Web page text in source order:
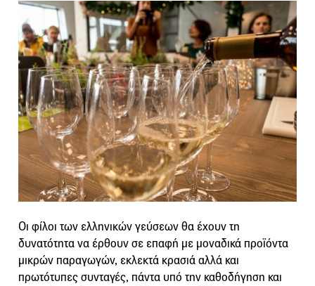
Οι φίλοι των ελληνικών γεύσεων θα έχουν τη
δυνατότητα να έρθουν σε επαφή με μοναδικά προϊόντα
μικρών παραγωγών, εκλεκτά κρασιά αλλά και
πρωτότυπες συνταγές, πάντα υπό την καθοδήγηση και